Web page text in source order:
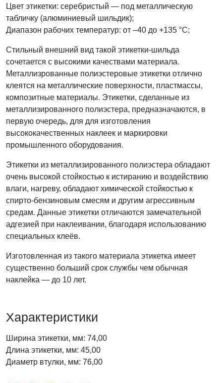
Цвет этикетки: серебристый — под металлическую
табличку (алюминиевый шильдик);
Диапазон рабочих температур: от –40 до +135 °С;
Стильный внешний вид такой этикетки-шильда
сочетается с высокими качествами материала.
Металлизрованные полиэстеровые этикетки отлично
клеятся на металлические поверхности, пластмассы,
композитные материалы. Этикетки, сделанные из
металлизированного полиэстера, предназначаются, в
первую очередь, для для изготовления
высококачественных наклеек и маркировки
промышленного оборудования.
Этикетки из металлизированного полиэстера обладают
очень высокой стойкостью к истиранию и воздействию
влаги, нагреву, обладают химической стойкостью к
спирто-бензиновым смесям и другим агрессивным
средам. Данные этикетки отличаются замечательной
адгезией при наклеивании, благодаря использованию
специальных клеёв.
Изготовленная из такого материала этикетка имеет
существенно больший срок службы чем обычная
наклейка — до 10 лет.
Характеристики
Ширина этикетки, мм: 74,00
Длина этикетки, мм: 45,00
Диаметр втулки, мм: 76,00